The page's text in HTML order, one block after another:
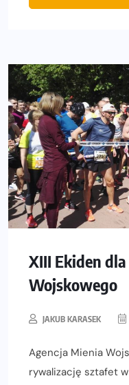
XIII Ekiden
Wojskowego
JAKUB KARASEK
Agencja Mienia
rywalizację sztafet